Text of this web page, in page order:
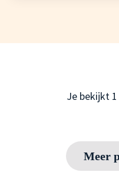
Je bekijkt 1
Meer